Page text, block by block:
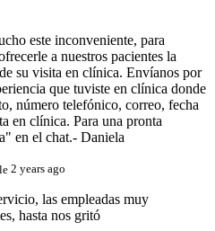
este inconveniente, para
a nuestros pacientes la
su visita en clínica. Envíanos por
que tuviste en clínica donde
número telefónico, correo, fecha
en clínica. Para una pronta
en el chat.- Daniela
2 years ago
las empleadas muy
hasta nos gritó